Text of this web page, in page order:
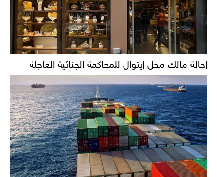
إحالة مالك محل إيتوال للمحاكمة الجنائية العاجلة